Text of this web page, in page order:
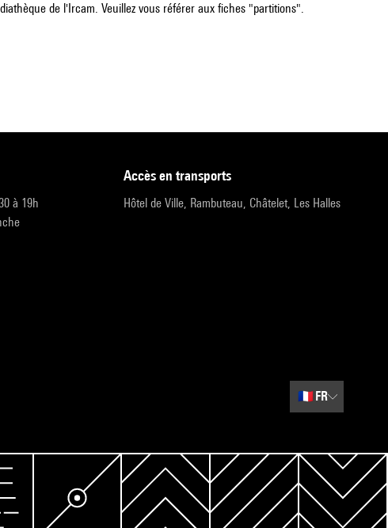
de l'Ircam. Veuillez vous référer aux fiches "partitions".
à 19h
accès en transports
Hôtel de Ville, Rambuteau, Châtelet, Les Halles
🇫🇷 FR